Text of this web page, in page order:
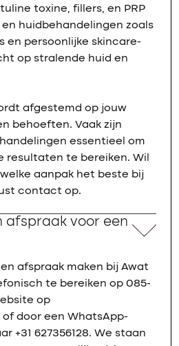
toxine, fillers, en PRP
huidbehandelingen zoals
en persoonlijke skincare-
op stralende huid en
afgestemd op jouw
behoeften. Vaak zijn
essentieel om
resultaten te bereiken. Wil
aanpak het beste bij
contact op.
afspraak voor een
afspraak maken bij Awat
te bereiken op 085-
op
of door een WhatsApp-
+31 627356128. We staan